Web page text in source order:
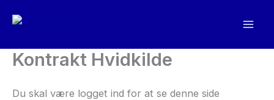
Kontrakt Hvidkilde
Du skal være logget ind for at se denne side